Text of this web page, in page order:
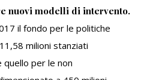
nuovi modelli di intervento.
il fondo per le politiche
milioni stanziati
per le non